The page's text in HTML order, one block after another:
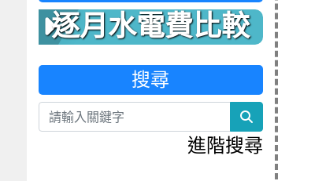
逐月水電費比較
表
搜尋
search
進階搜尋